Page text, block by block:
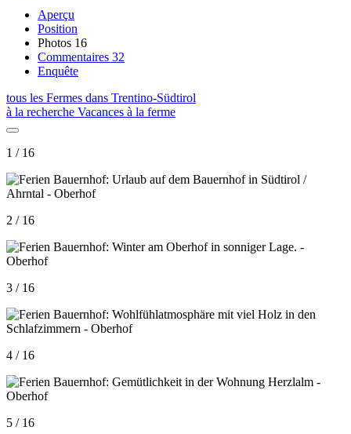
Aperçu
Position
Photos 16
Commentaires 32
Enquête
tous les Fermes dans Trentino-Südtirol
à la recherche Vacances à la ferme
1 / 16
2 / 16
3 / 16
4 / 16
5 / 16